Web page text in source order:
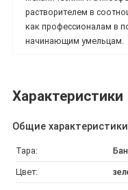
растворителем в
как профессионалам в
начинающим умельцам.
Характеристики
Общие характеристики
Тара:
Цвет: